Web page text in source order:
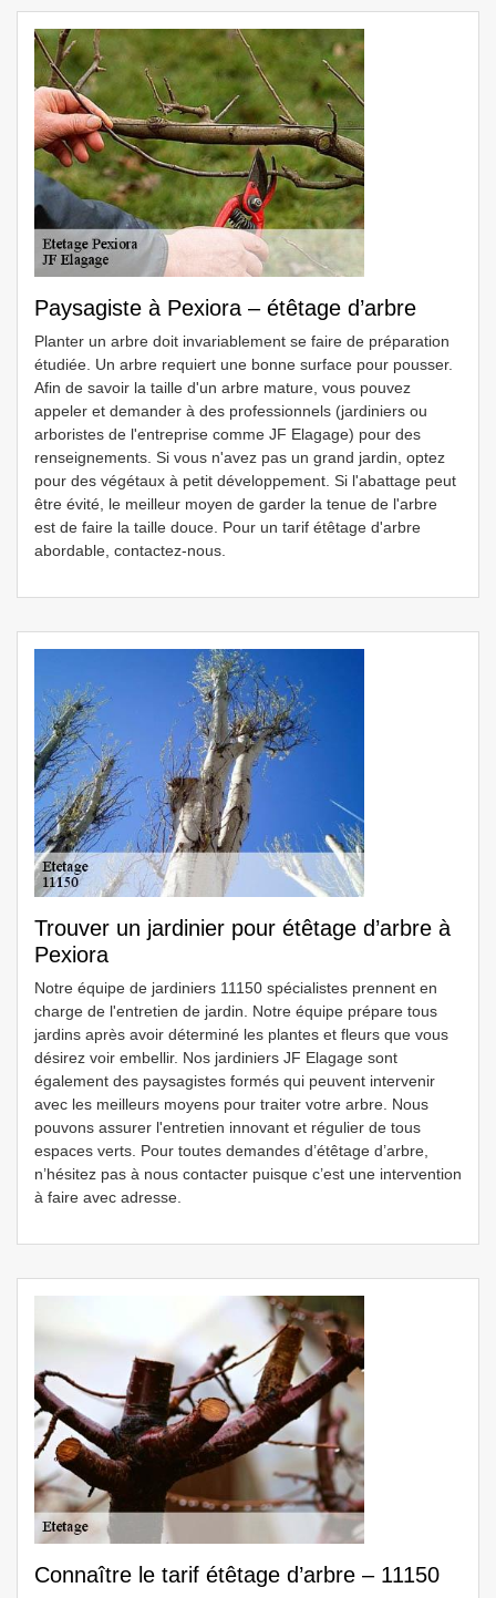
Paysagiste à Pexiora – étêtage d’arbre
Planter un arbre doit invariablement se faire de préparation
étudiée. Un arbre requiert une bonne surface pour pousser.
Afin de savoir la taille d'un arbre mature, vous pouvez
appeler et demander à des professionnels (jardiniers ou
arboristes de l'entreprise comme JF Elagage) pour des
renseignements. Si vous n'avez pas un grand jardin, optez
pour des végétaux à petit développement. Si l'abattage peut
être évité, le meilleur moyen de garder la tenue de l'arbre
est de faire la taille douce. Pour un tarif étêtage d'arbre
abordable, contactez-nous.
Trouver un jardinier pour étêtage d’arbre à
Pexiora
Notre équipe de jardiniers 11150 spécialistes prennent en
charge de l'entretien de jardin. Notre équipe prépare tous
jardins après avoir déterminé les plantes et fleurs que vous
désirez voir embellir. Nos jardiniers JF Elagage sont
également des paysagistes formés qui peuvent intervenir
avec les meilleurs moyens pour traiter votre arbre. Nous
pouvons assurer l'entretien innovant et régulier de tous
espaces verts. Pour toutes demandes d’étêtage d’arbre,
n’hésitez pas à nous contacter puisque c’est une intervention
à faire avec adresse.
Connaître le tarif étêtage d’arbre – 11150